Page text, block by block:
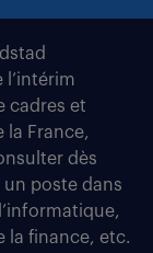
l’intérim
cadres et
la France,
dès
poste dans
la finance, etc.